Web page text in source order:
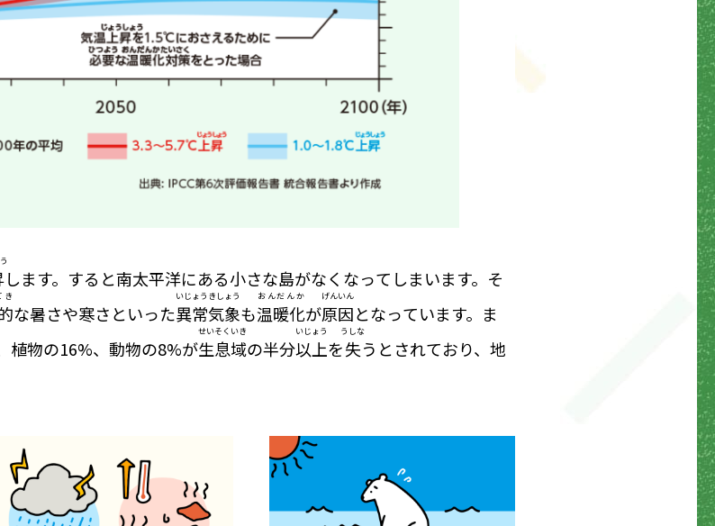
します。すると南太平洋にある小さな島がなくなってしまいます。そ
き
な暑さや寒さといった異常気象
いじょうきしょう
も温暖化
おんだんか
が原因
げんいん
となっています。ま
植物の16%、動物の8%が生息域
せいそくいき
の半分以上
いじょう
を失
うしな
うとされており、地